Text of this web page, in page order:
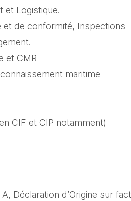
et Logistique.
et de conformité, Inspections
et CMR
maritime
CIF et CIP notamment)
Déclaration d’Origine sur